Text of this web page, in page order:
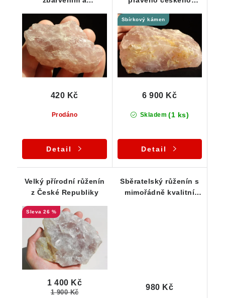
nádechem
Prodáno
420 Kč
Detail
barvou - 1,3 kg / 15 cm
Sbírkový kámen
Skladem (1 ks)
6 900 Kč
Detail
Velký přírodní růženín
z České Republiky
26 %
1 400 Kč
1 900 Kč
Sběratelský růženín s
mimořádně kvalitní
980 Kč